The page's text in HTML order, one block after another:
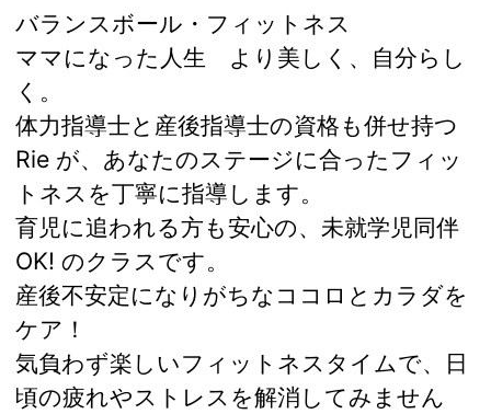
バランスボール・フィットネス
ママになった人生 より美しく、自分らし
く。
体力指導士と産後指導士の資格も併せ持つ
Rie が、あなたのステージに合ったフィッ
トネスを丁寧に指導します。
育児に追われる方も安心の、未就学児同伴
OK! のクラスです。
産後不安定になりがちなココロとカラダを
ケア！
気負わず楽しいフィットネスタイムで、日
頃の疲れやストレスを解消してみません